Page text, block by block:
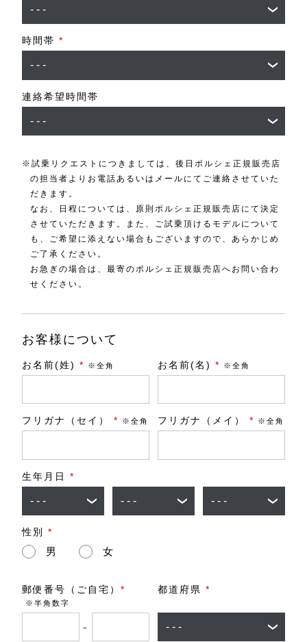
時間帯 *
連絡希望時間帯
※試乗リクエストにつきましては、後日ポルシェ正規販売店
の担当者よりお電話あるいはメールにてご連絡させていた
だきます。
なお、日程については、原則ポルシェ正規販売店にて決定
させていただきます。また、ご試乗頂けるモデルについて
も、ご希望に添えない場合もございますので、あらかじめ
ご了承ください。
お急ぎの場合は、最寄のポルシェ正規販売店へお問い合わ
せください。
お客様について
お名前(姓) * ※全角 お名前(名) * ※全角
フリガナ（セイ） * ※全角 フリガナ（メイ） * ※全角
生年月日 *
性別 *
男 女
郵便番号（ご自宅） *
※半角数字
－
都道府県 *